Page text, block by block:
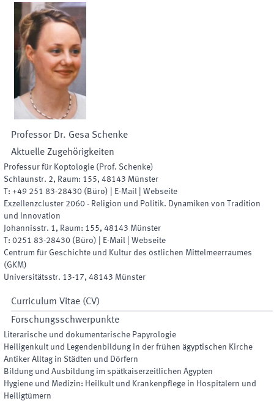
Professor Dr. Gesa Schenke
Aktuelle Zugehörigkeiten
Professur für Koptologie (Prof. Schenke)
Schlaunstr. 2, Raum: 155, 48143 Münster
T: +49 251 83-28430 ( Büro) E-Mail
Webseite
Exzellenzcluster 2060 - Religion und Politik. Dynamiken von Tradition
und Innovation
Johannisstr. 1, Raum: 155, 48143 Münster
T: 0251 83-28430 ( Büro) E-Mail
Webseite
Centrum für Geschichte und Kultur des östlichen Mittelmeerraumes
(GKM)
Universitätsstr. 13-17, 48143 Münster
Curriculum Vitae (CV)
Forschungsschwerpunkte
Literarische und dokumentarische Papyrologie
Heiligenkult und Legendenbildung in der frühen ägyptischen Kirche
Antiker Alltag in Städten und Dörfern
Bildung und Ausbildung im spätkaiserzeitlichen Ägypten
Hygiene und Medizin: Heilkult und Krankenpflege in Hospitälern und
Heiligtümern